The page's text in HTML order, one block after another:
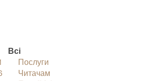
Всі
Послуги
Читачам